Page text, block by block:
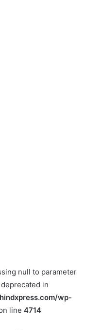
null to parameter
in
wp-
line 4714